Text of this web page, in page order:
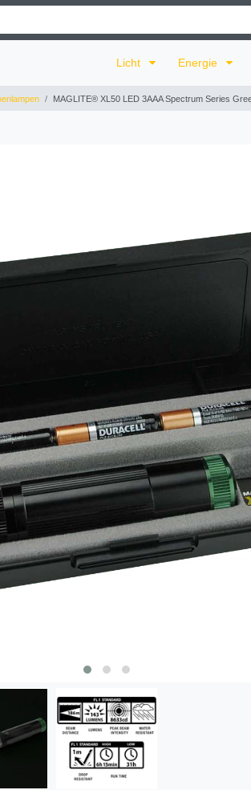
Licht Energie
MAGLITE® XL50 LED 3AAA Spectrum Series